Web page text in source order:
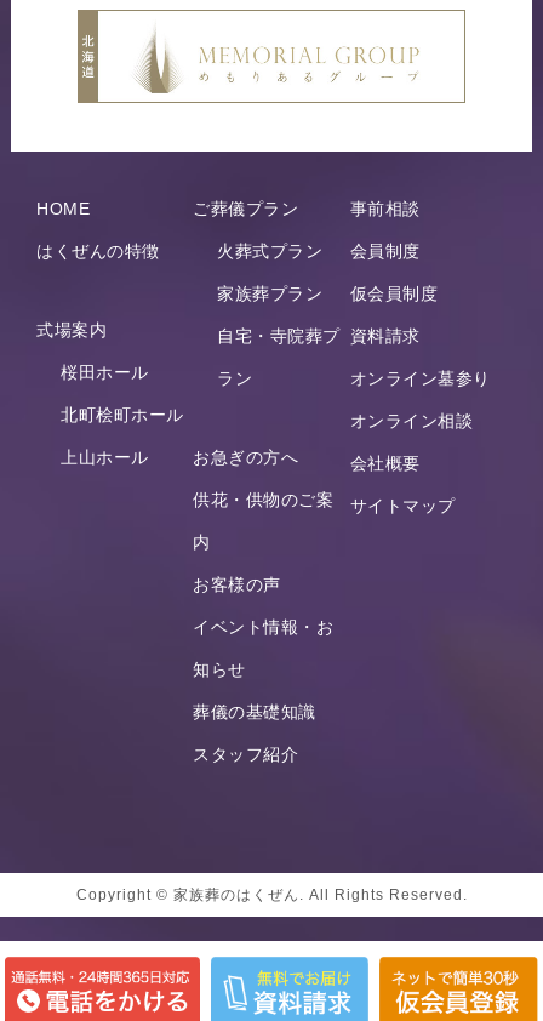
HOME
はくぜんの特徴
式場案内
桜田ホール
北町桧町ホール
上山ホール
ご葬儀プラン
火葬式プラン
家族葬プラン
自宅・寺院葬プ
ラン
お急ぎの方へ
供花・供物のご案
内
お客様の声
イベント情報・お
知らせ
葬儀の基礎知識
スタッフ紹介
事前相談
会員制度
仮会員制度
資料請求
オンライン墓参り
オンライン相談
会社概要
サイトマップ
Copyright © 家族葬のはくぜん. All Rights Reserved.